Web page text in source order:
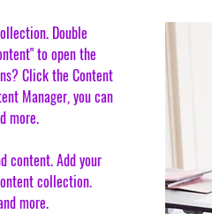
Double
to open the
Click the Content
Manager, you can
more.
content. Add your
collection.
more.